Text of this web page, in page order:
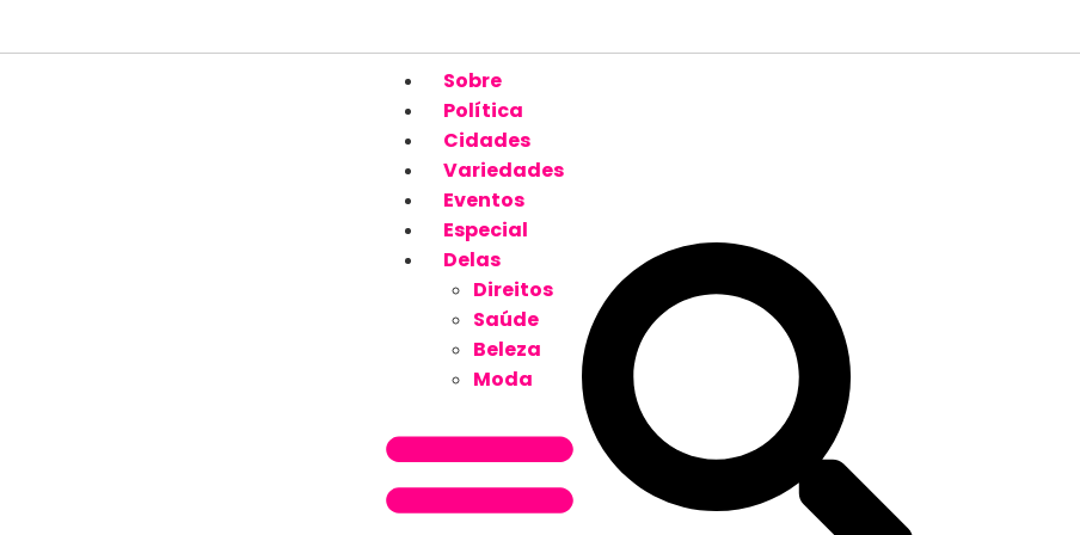
Sobre
Política
Cidades
Variedades
Eventos
Especial
Delas
Direitos
Saúde
Beleza
Moda